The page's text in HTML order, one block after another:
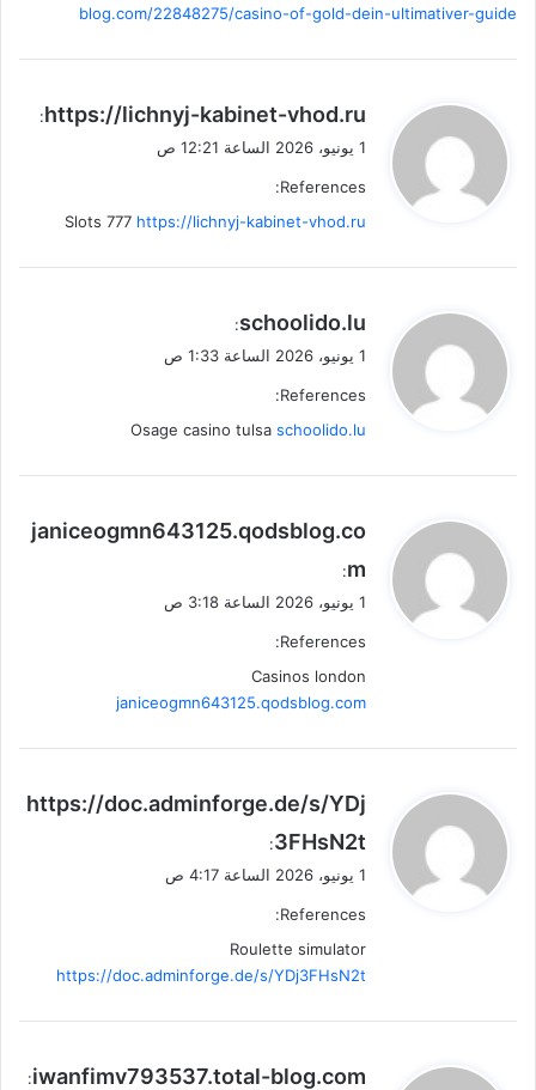
blog.com/22848275/casino-of-gold-dein-ultimativer-guide
ي
ق
ل
https://lichnyj-kabinet-vhod.ru
:
1 يونيو، 2026 الساعة 12:21 ص
References:
Slots 777 https://lichnyj-kabinet-vhod.ru
ي
ق
ل
schoolido.lu
:
1 يونيو، 2026 الساعة 1:33 ص
References:
Osage casino tulsa schoolido.lu
ي
و
ل
janiceogmn643125.qodsblog.co
m
:
1 يونيو، 2026 الساعة 3:18 ص
References:
Casinos london
janiceogmn643125.qodsblog.com
ي
و
ل
https://doc.adminforge.de/s/YDj
3FHsN2t
:
1 يونيو، 2026 الساعة 4:17 ص
References:
Roulette simulator
https://doc.adminforge.de/s/YDj3FHsN2t
يiwanfimv793537.total-blog.com
: